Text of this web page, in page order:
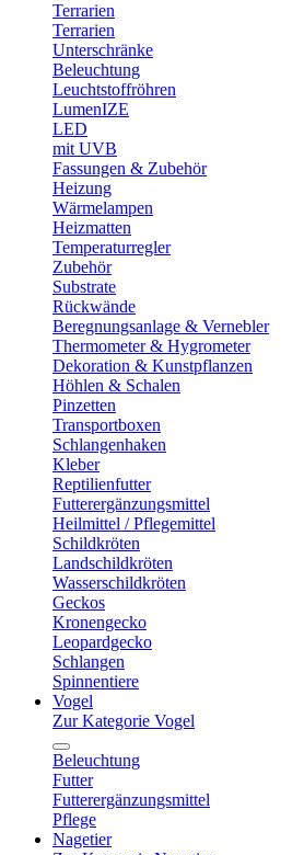
Terrarien
Terrarien
Unterschränke
Beleuchtung
Leuchtstoffröhren
LumenIZE
LED
mit UVB
Fassungen & Zubehör
Heizung
Wärmelampen
Heizmatten
Temperaturregler
Zubehör
Substrate
Rückwände
Beregnungsanlage & Vernebler
Thermometer & Hygrometer
Dekoration & Kunstpflanzen
Höhlen & Schalen
Pinzetten
Transportboxen
Schlangenhaken
Kleber
Reptilienfutter
Futterergänzungsmittel
Heilmittel / Pflegemittel
Schildkröten
Landschildkröten
Wasserschildkröten
Geckos
Kronengecko
Leopardgecko
Schlangen
Spinnentiere
Vogel
Zur Kategorie Vogel
Beleuchtung
Futter
Futterergänzungsmittel
Pflege
Nagetier